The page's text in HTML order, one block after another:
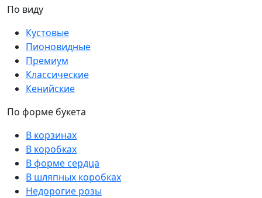
По виду
Кустовые
Пионовидные
Премиум
Классические
Кенийские
По форме букета
В корзинах
В коробках
В форме сердца
В шляпных коробках
Недорогие розы